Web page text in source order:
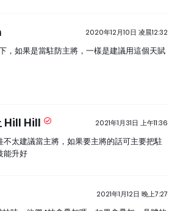
2020年12月10日 凌晨12:32
，如果是當駐防主將，一樣是建議用這個天賦
Hill Hill 2021年1月31日 上午11:36
不太建議當主將，如果要主將的話可主要把駐
能升好
2021年1月12日 晚上7:27